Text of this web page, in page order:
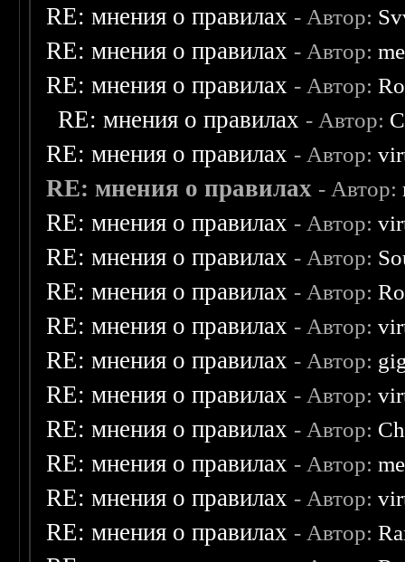
RE: мнения о правилах - Автор:
RE: мнения о правилах - Автор:
RE: мнения о правилах - Автор:
RE: мнения о правилах - Автор:
RE: мнения о правилах - Автор:
RE: мнения о правилах - Автор:
RE: мнения о правилах - Автор:
RE: мнения о правилах - Автор:
RE: мнения о правилах - Автор:
RE: мнения о правилах - Автор:
RE: мнения о правилах - Автор:
RE: мнения о правилах - Автор:
RE: мнения о правилах - Автор:
RE: мнения о правилах - Автор:
RE: мнения о правилах - Автор:
RE: мнения о правилах - Автор: